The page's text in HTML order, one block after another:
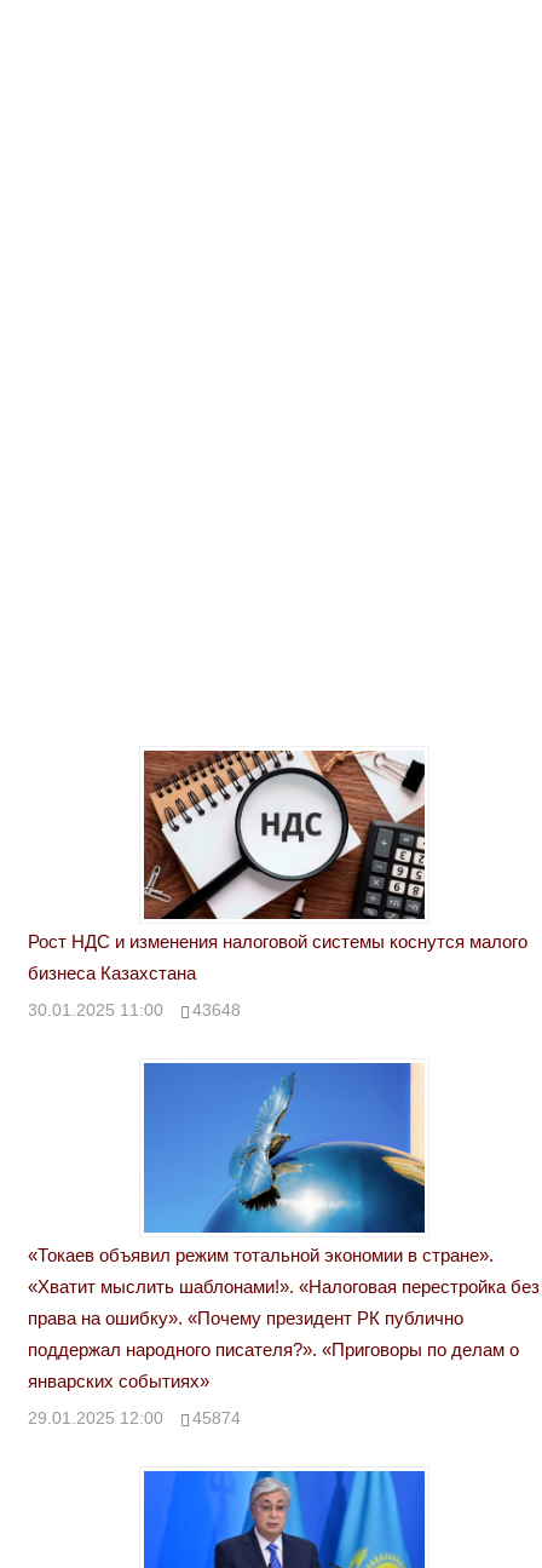
Рост НДС и изменения налоговой системы коснутся малого
бизнеса Казахстана
30.01.2025 11:00 43648
«Токаев объявил режим тотальной экономии в стране».
«Хватит мыслить шаблонами!». «Налоговая перестройка без
права на ошибку». «Почему президент РК публично
поддержал народного писателя?». «Приговоры по делам о
январских событиях»
29.01.2025 12:00 45874